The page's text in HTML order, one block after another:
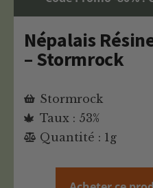
Népalais
– Stormrock
Stormrock
Taux : 53%
Quantité : 1g